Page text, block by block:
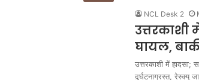
NCL Desk 2
उत्तरकाशी
घायल,
उत्तरकाशी में हादसा;
दुर्घटनाग्रस्त, रेस्क्यू